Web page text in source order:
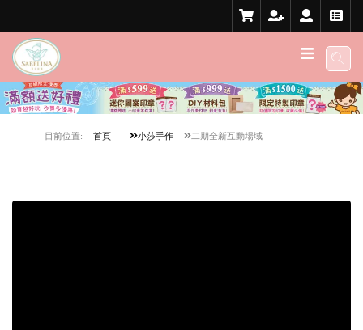
目前位置: 首頁 小莎手作 二期全新互動場域